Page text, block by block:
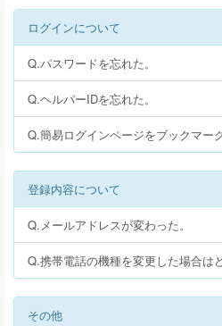
ログインについて
Q.パスワードを忘れた。
Q.ヘルパーIDを忘れた。
Q.簡易ログインページをブックマー
登録内容について
Q.メールアドレスが変わった。
Q.携帯電話の機種を変更した場合は
その他